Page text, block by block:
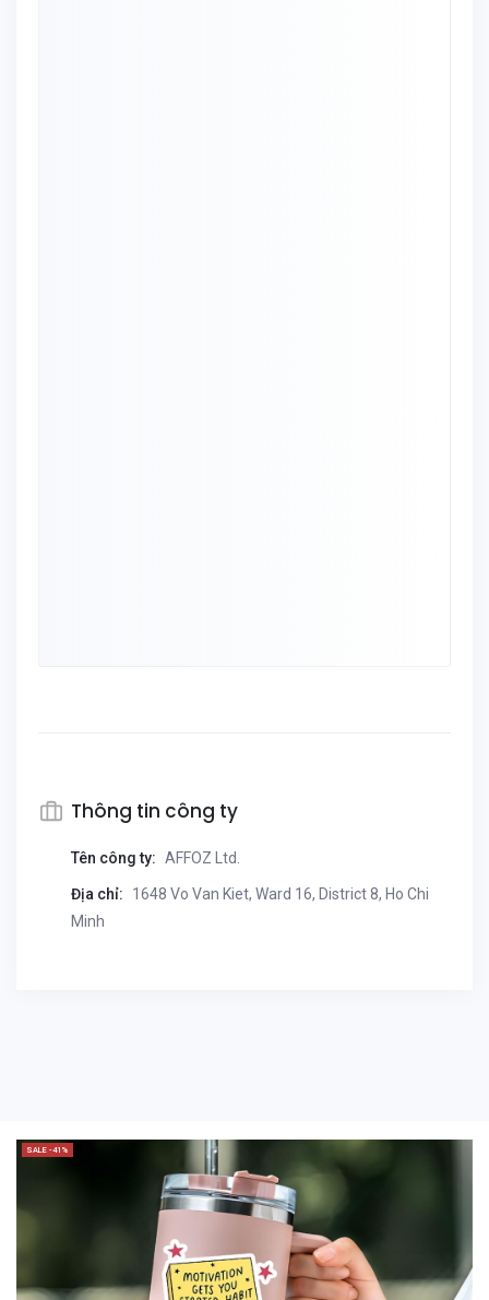
Thông tin công ty
Tên công ty: AFFOZ Ltd.
Địa chỉ:
1648 Vo Van Kiet, Ward 16, District 8, Ho Chi
Minh
SALE -41%